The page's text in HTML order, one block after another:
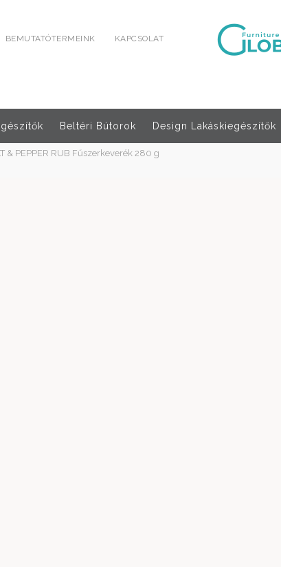
BEMUTATÓTERMEINK KAPCSOLAT
Beltéri Bútorok Design Lakáskiegészítők
& PEPPER RUB Fűszerkeverék 280 g